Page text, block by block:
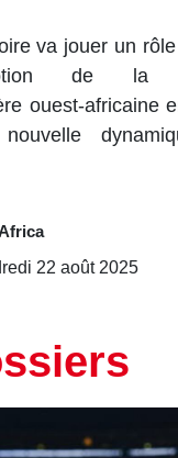
va jouer un
de la
ouest-africaine
22 août 2025